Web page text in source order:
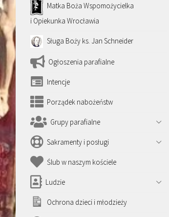
Matka Boża Wspomożycielka
i Opiekunka Wrocławia
Sługa Boży ks. Jan Schneider
Ogłoszenia parafialne
Intencje
Porządek nabożeństw
Grupy parafialne
Sakramenty i posługi
Ślub w naszym kościele
Ludzie
Ochrona dzieci i młodzieży